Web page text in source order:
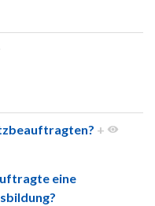
+
eine